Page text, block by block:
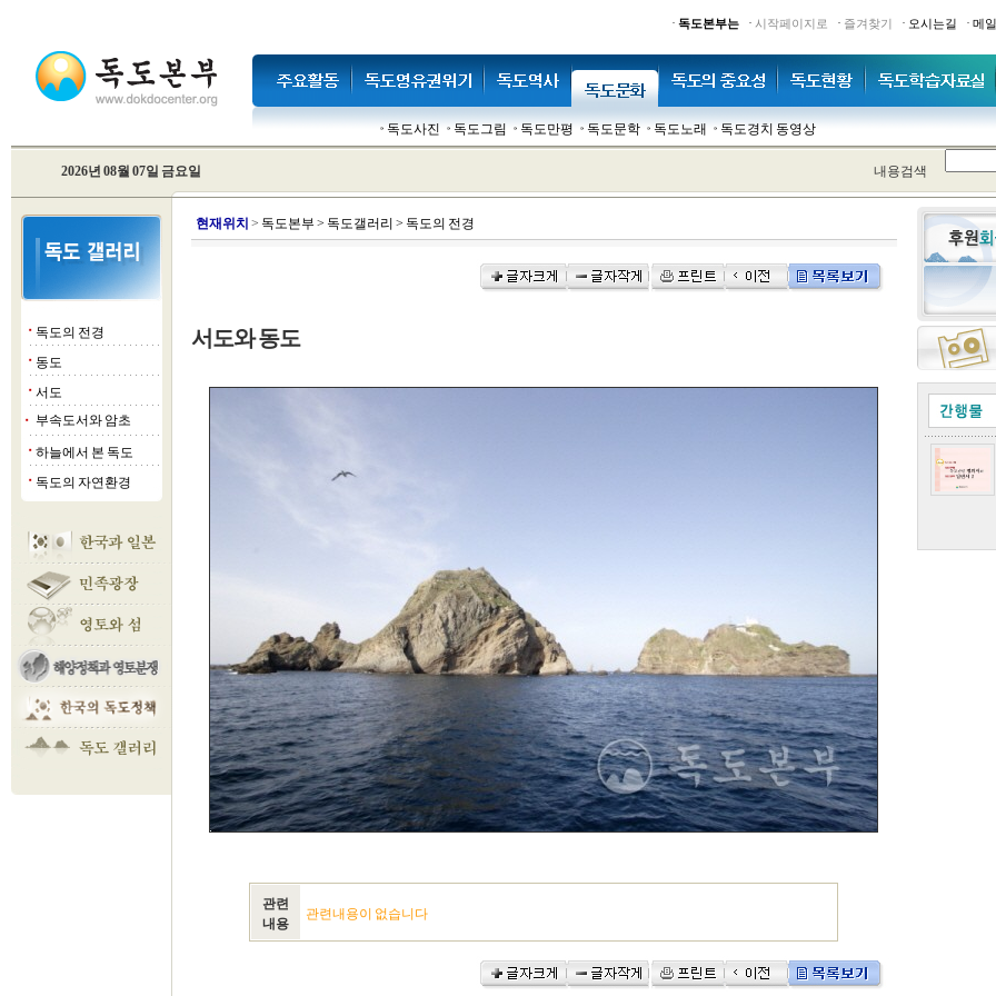
· 독도본부는 · 시작페이지로 · 즐겨찾기 · 오시는길 · 메
독도사진 독도그림 독도만평 독도문학 독도노래 독도경치 동영상
2026년 08월 07일 금요일 내용검색
■ 독도의 전경
■ 동도
■ 서도
■ 부속도서와 암초
■ 하늘에서 본 독도
■ 독도의 자연환경
현재위치 > 독도본부 > 독도갤러리 > 독도의 전경
서도와 동도
관련
내용
관련내용이 없습니다